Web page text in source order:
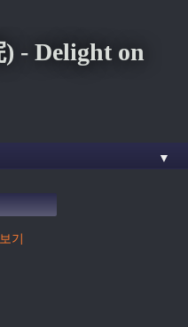
- Delight on
▼
기